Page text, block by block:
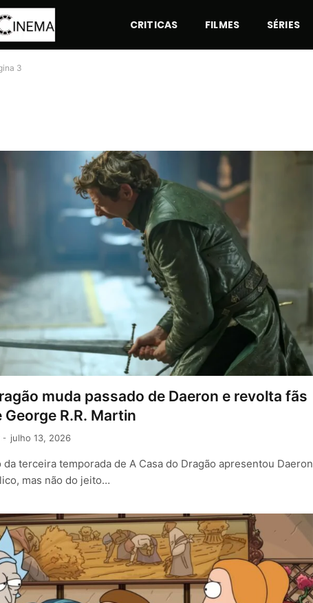
CRITICAS FILMES SÉRIES
3
muda passado de Daeron e revolta fãs
R.R. Martin
julho 13, 2026
terceira temporada de A Casa do Dragão apresentou Daeron
mas não do jeito…